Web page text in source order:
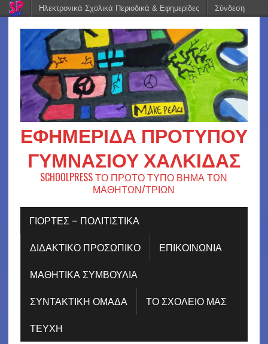
ΕΦΗΜΕΡΊΔΑ ΠΡΟΤΎΠΟΥ
ΓΥΜΝΑΣΊΟΥ ΧΑΛΚΊΔΑΣ
SCHOOLPRESS ΤΟ ΠΡΩΤΟ ΤΥΠΟ ΒΗΜΑ ΤΩΝ
ΜΑΘΗΤΩΝ/ΤΡΙΩΝ
ΓΙΟΡΤΈΣ – ΠΟΛΙΤΙΣΤΙΚΆ
ΔΙΔΑΚΤΙΚΟ ΠΡΟΣΩΠΙΚΟ
ΕΠΙΚΟΙΝΩΝΙΑ
ΜΑΘΗΤΙΚΑ ΣΥΜΒΟΥΛΙΑ
ΣΥΝΤΑΚΤΙΚΗ ΟΜΑΔΑ
ΤΟ ΣΧΟΛΕΙΟ ΜΑΣ
ΤΕΥΧΗ
Ηλεκτρονικά Σχολικά Περιοδικά & Εφημερίδες Σύνδεση